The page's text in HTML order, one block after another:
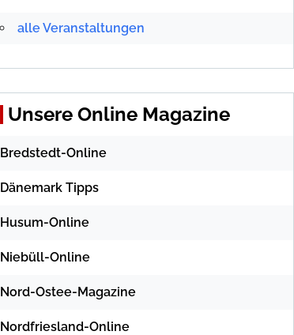
alle Veranstaltungen
Unsere Online Magazine
Bredstedt-Online
Dänemark Tipps
Husum-Online
Niebüll-Online
Nord-Ostee-Magazine
Nordfriesland-Online